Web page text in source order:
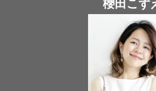
櫻田こず